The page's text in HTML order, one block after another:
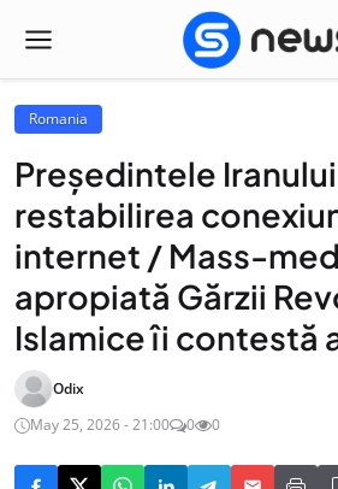
Romania
Președintele
restabilirea
internet / Mass-
apropiată Gărzii
Islamice îi contestă
Odix
May 25, 2026 - 21:00
0 0